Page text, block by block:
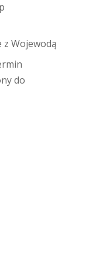
Wojewodą
do